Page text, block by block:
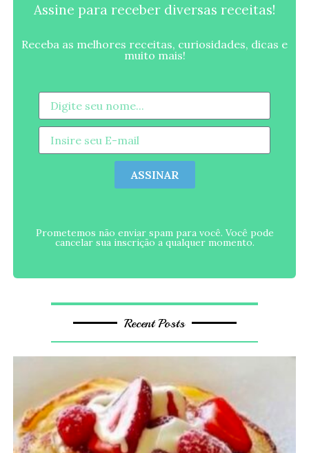
Assine para receber diversas receitas!
Receba as melhores receitas, curiosidades, dicas e
muito mais!
ASSINAR
Prometemos não enviar spam para você. Você pode
cancelar sua inscrição a qualquer momento.
Recent Posts